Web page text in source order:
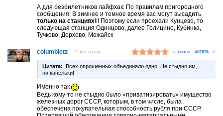
А для безбилетников лайфхак: По правилам пригородного
сообщения: В зимнее и темное время вас могут высадить
только на станциях!!! Поэтому если проехали Кунцево, то
следующая станция Одинцово, далее Голицино, Кубинка,
Тучково, Дорхово, Можайск
columbietz 11 лет назад лично #
Цитата: Всех опрошенных объединяло одно. Не стыдно им,
ни капельки!
Именно так
Ведь кому-то не стыдно было «приватизировать» имущество
железных дорог СССР, которым, в том числе, была
обеспечена покупательная способность рубля при СССР.